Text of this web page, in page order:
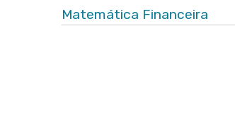
Matemática Financeira